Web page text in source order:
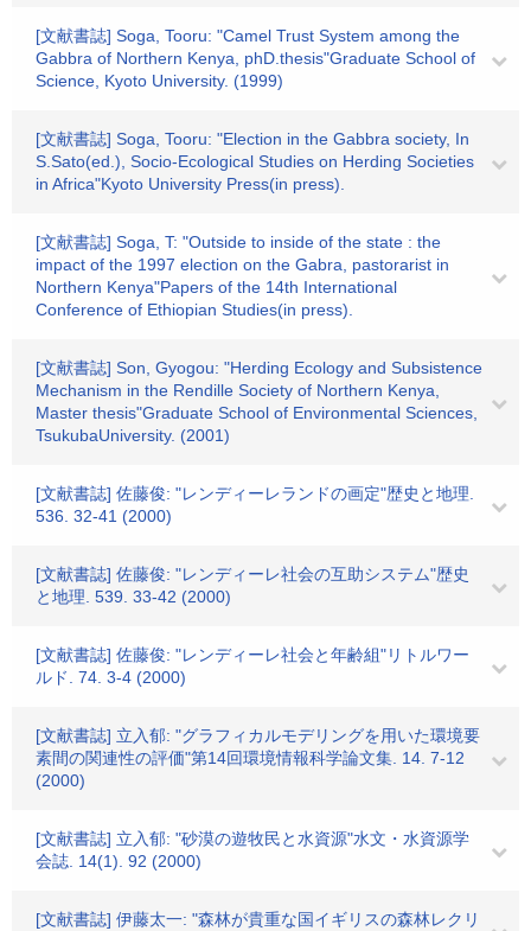
[文献書誌] Soga, Tooru: "Camel Trust System among the
Gabbra of Northern Kenya, phD.thesis"Graduate School of
Science, Kyoto University. (1999)
[文献書誌] Soga, Tooru: "Election in the Gabbra society, In
S.Sato(ed.), Socio-Ecological Studies on Herding Societies
in Africa"Kyoto University Press(in press).
[文献書誌] Soga, T: "Outside to inside of the state : the
impact of the 1997 election on the Gabra, pastorarist in
Northern Kenya"Papers of the 14th International
Conference of Ethiopian Studies(in press).
[文献書誌] Son, Gyogou: "Herding Ecology and Subsistence
Mechanism in the Rendille Society of Northern Kenya,
Master thesis"Graduate School of Environmental Sciences,
TsukubaUniversity. (2001)
[文献書誌] 佐藤俊: "レンディーレランドの画定"歴史と地理.
536. 32-41 (2000)
[文献書誌] 佐藤俊: "レンディーレ社会の互助システム"歴史
と地理. 539. 33-42 (2000)
[文献書誌] 佐藤俊: "レンディーレ社会と年齢組"リトルワー
ルド. 74. 3-4 (2000)
[文献書誌] 立入郁: "グラフィカルモデリングを用いた環境要
素間の関連性の評価"第14回環境情報科学論文集. 14. 7-12
(2000)
[文献書誌] 立入郁: "砂漠の遊牧民と水資源"水文・水資源学
会誌. 14(1). 92 (2000)
[文献書誌] 伊藤太一: "森林が貴重な国イギリスの森林レクリ